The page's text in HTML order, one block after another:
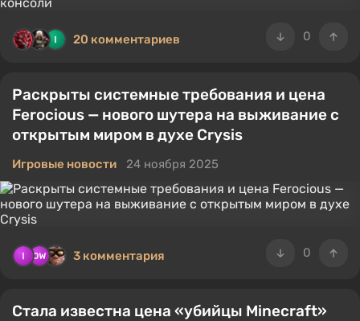
0
20 комментариев
Раскрыты системные требования и цена
Ferocious — нового шутера на выживание с
открытым миром в духе Crysis
Игровые новости 24 ноября 2025
0
3 комментария
Стала известна цена «убийцы Minecraft»